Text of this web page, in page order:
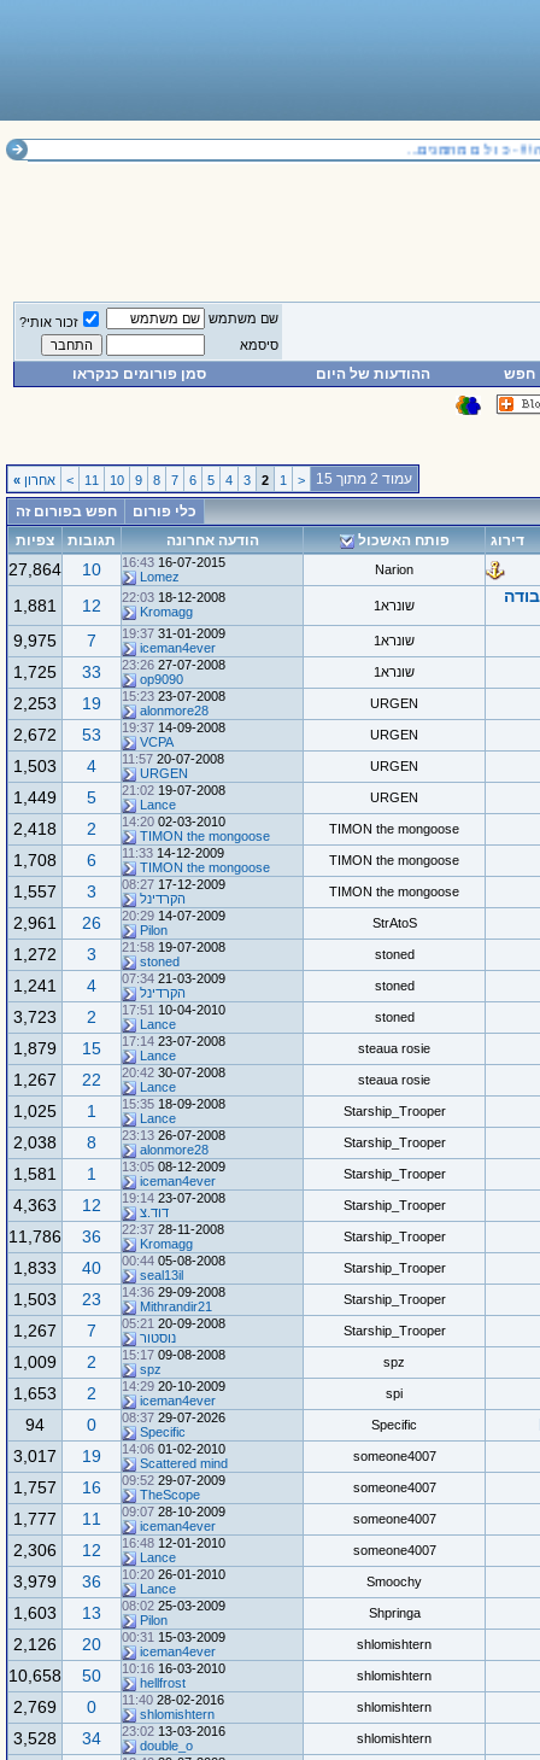
- כ ו ל ם מוזמנים...
שם משתמש
זכור אותי?
סיסמא
חפש ההודעות של היום סמן פורומים כנקראו
עמוד 2 מתוך 15 <
1
2
3
4
5
6
7
8
9
10
11
> אחרון »
כלי פורום
חפש בפורום זה
דירוג
פותח האשכול הודעה אחרונה תגובות צפיות
Narion
16-07-2015
16:43
Lomez
10
27,864
שונרא1
18-12-2008
22:03
Kromagg
12
1,881
שונרא1 31-01-2009
19:37
iceman4ever
7
9,975
שונרא1 27-07-2008
23:26
op9090
33
1,725
URGEN
23-07-2008
15:23
alonmore28
19
2,253
URGEN
14-09-2008
19:37
VCPA
53
2,672
URGEN
20-07-2008
11:57
URGEN
4
1,503
URGEN
19-07-2008
21:02
Lance
5
1,449
TIMON the mongoose
02-03-2010
14:20
TIMON the mongoose
2
2,418
TIMON the mongoose
14-12-2009
11:33
TIMON the mongoose
6
1,708
TIMON the mongoose
17-12-2009
08:27
הקרדינל
3
1,557
StrAtoS
14-07-2009
20:29
Pilon
26
2,961
stoned
19-07-2008
21:58
stoned
3
1,272
stoned
21-03-2009
07:34
הקרדינל
4
1,241
stoned
10-04-2010
17:51
Lance
2
3,723
steaua rosie
23-07-2008
17:14
Lance
15
1,879
steaua rosie
30-07-2008
20:42
Lance
22
1,267
Starship_Trooper
18-09-2008
15:35
Lance
1
1,025
Starship_Trooper
26-07-2008
23:13
alonmore28
8
2,038
Starship_Trooper
08-12-2009
13:05
iceman4ever
1
1,581
Starship_Trooper
23-07-2008
19:14
דוד.צ
12
4,363
Starship_Trooper
28-11-2008
22:37
Kromagg
36
11,786
Starship_Trooper
05-08-2008
00:44
seal13il
40
1,833
Starship_Trooper
29-09-2008
14:36
Mithrandir21
23
1,503
Starship_Trooper
20-09-2008
05:21
נוסטור
7
1,267
spz
09-08-2008
15:17
spz
2
1,009
spi
20-10-2009
14:29
iceman4ever
2
1,653
Specific
29-07-2026
08:37
Specific
0
94
someone4007
01-02-2010
14:06
Scattered mind
19
3,017
someone4007
29-07-2009
09:52
TheScope
16
1,757
someone4007
28-10-2009
09:07
iceman4ever
11
1,777
someone4007
12-01-2010
16:48
Lance
12
2,306
Smoochy
26-01-2010
10:20
Lance
36
3,979
Shpringa
25-03-2009
08:02
Pilon
13
1,603
shlomishtern
15-03-2009
00:31
iceman4ever
20
2,126
shlomishtern
16-03-2010
10:16
hellfrost
50
10,658
shlomishtern
28-02-2016
11:40
shlomishtern
0
2,769
shlomishtern
13-03-2016
23:02
double_o
34
3,528